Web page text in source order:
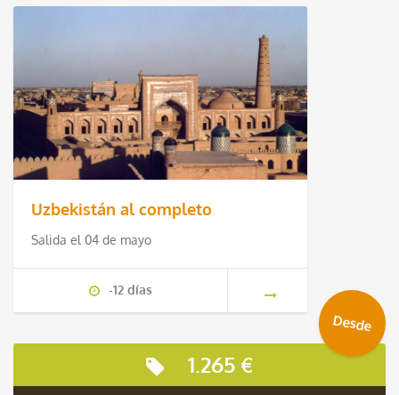
Uzbekistán al completo
Salida el 04 de mayo
-12 días
1.265 €
Desde